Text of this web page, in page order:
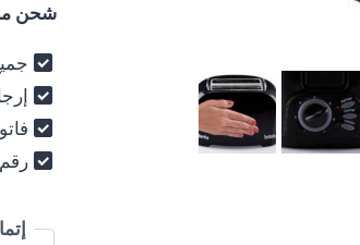
شحن
جميع
رقم